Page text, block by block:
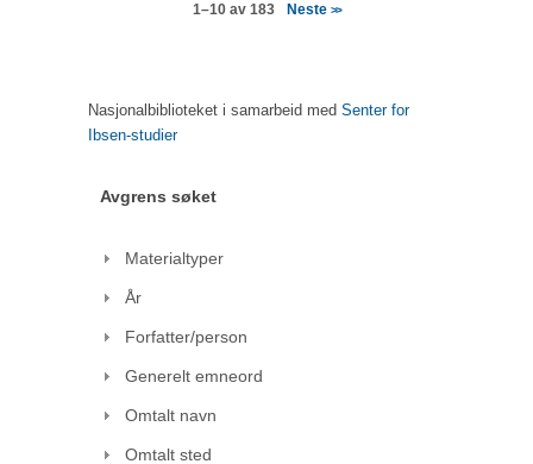
1–10 av 183 Neste >>
Nasjonalbiblioteket i samarbeid med Senter for
Ibsen-studier
Avgrens søket
Materialtyper
År
Forfatter/person
Generelt emneord
Omtalt navn
Omtalt sted